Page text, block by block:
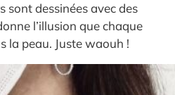
sont dessinées avec des
l’illusion que chaque
la peau. Juste waouh !